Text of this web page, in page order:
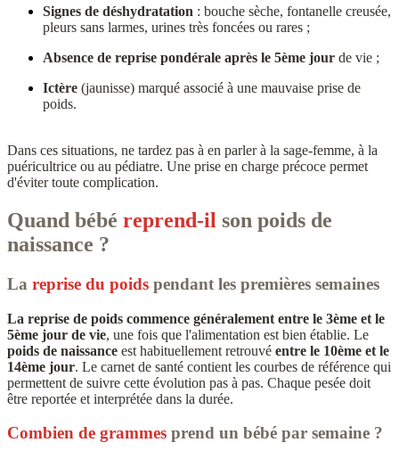
Signes de déshydratation : bouche sèche, fontanelle creusée,
pleurs sans larmes, urines très foncées ou rares ;
Absence de reprise pondérale après le 5ème jour de vie ;
Ictère (jaunisse) marqué associé à une mauvaise prise de
poids.
Dans ces situations, ne tardez pas à en parler à la sage-femme, à la
puéricultrice ou au pédiatre. Une prise en charge précoce permet
d'éviter toute complication.
Quand bébé reprend-il son poids de
naissance ?
La reprise du poids pendant les premières semaines
La reprise de poids commence généralement entre le 3ème et le
5ème jour de vie, une fois que l'alimentation est bien établie. Le
poids de naissance est habituellement retrouvé entre le 10ème et le
14ème jour. Le carnet de santé contient les courbes de référence qui
permettent de suivre cette évolution pas à pas. Chaque pesée doit
être reportée et interprétée dans la durée.
Combien de grammes prend un bébé par semaine ?